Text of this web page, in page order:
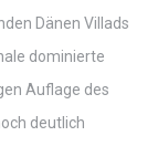
Dänen Villads
dominierte
Auflage des
deutlich